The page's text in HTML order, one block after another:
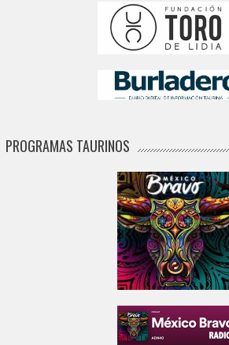
PROGRAMAS TAURINOS